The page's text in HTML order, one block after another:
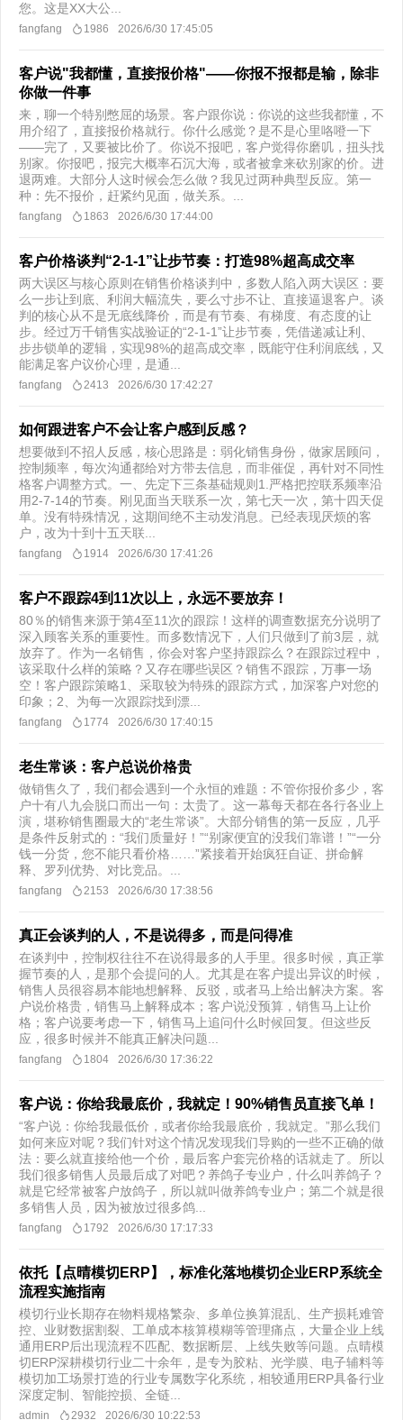
您。这是XX大公...
fangfang 1986 2026/6/30 17:45:05
客户说"我都懂，直接报价格"——你报不报都是输，除非
你做一件事
来，聊一个特别憋屈的场景。客户跟你说：你说的这些我都懂，不
用介绍了，直接报价格就行。你什么感觉？是不是心里咯噔一下
——完了，又要被比价了。你说不报吧，客户觉得你磨叽，扭头找
别家。你报吧，报完大概率石沉大海，或者被拿来砍别家的价。进
退两难。大部分人这时候会怎么做？我见过两种典型反应。第一
种：先不报价，赶紧约见面，做关系。...
fangfang 1863 2026/6/30 17:44:00
客户价格谈判“2-1-1”让步节奏：打造98%超高成交率
两大误区与核心原则在销售价格谈判中，多数人陷入两大误区：要
么一步让到底、利润大幅流失，要么寸步不让、直接逼退客户。谈
判的核心从不是无底线降价，而是有节奏、有梯度、有态度的让
步。经过万千销售实战验证的“2-1-1”让步节奏，凭借递减让利、
步步锁单的逻辑，实现98%的超高成交率，既能守住利润底线，又
能满足客户议价心理，是通...
fangfang 2413 2026/6/30 17:42:27
如何跟进客户不会让客户感到反感？
想要做到不招人反感，核心思路是：弱化销售身份，做家居顾问，
控制频率，每次沟通都给对方带去信息，而非催促，再针对不同性
格客户调整方式。一、先定下三条基础规则1.严格把控联系频率沿
用2‑7‑14的节奏。刚见面当天联系一次，第七天一次，第十四天促
单。没有特殊情况，这期间绝不主动发消息。已经表现厌烦的客
户，改为十到十五天联...
fangfang 1914 2026/6/30 17:41:26
客户不跟踪4到11次以上，永远不要放弃！
80％的销售来源于第4至11次的跟踪！这样的调查数据充分说明了
深入顾客关系的重要性。而多数情况下，人们只做到了前3层，就
放弃了。作为一名销售，你会对客户坚持跟踪么？在跟踪过程中，
该采取什么样的策略？又存在哪些误区？销售不跟踪，万事一场
空！客户跟踪策略1、采取较为特殊的跟踪方式，加深客户对您的
印象；2、为每一次跟踪找到漂...
fangfang 1774 2026/6/30 17:40:15
老生常谈：客户总说价格贵
做销售久了，我们都会遇到一个永恒的难题：不管你报价多少，客
户十有八九会脱口而出一句：太贵了。这一幕每天都在各行各业上
演，堪称销售圈最大的“老生常谈”。大部分销售的第一反应，几乎
是条件反射式的：“我们质量好！”“别家便宜的没我们靠谱！”“一分
钱一分货，您不能只看价格……”紧接着开始疯狂自证、拼命解
释、罗列优势、对比竞品。...
fangfang 2153 2026/6/30 17:38:56
真正会谈判的人，不是说得多，而是问得准
在谈判中，控制权往往不在说得最多的人手里。很多时候，真正掌
握节奏的人，是那个会提问的人。尤其是在客户提出异议的时候，
销售人员很容易本能地想解释、反驳，或者马上给出解决方案。客
户说价格贵，销售马上解释成本；客户说没预算，销售马上让价
格；客户说要考虑一下，销售马上追问什么时候回复。但这些反
应，很多时候并不能真正解决问题...
fangfang 1804 2026/6/30 17:36:22
客户说：你给我最底价，我就定！90%销售员直接飞单！
“客户说：你给我最低价，或者你给我最底价，我就定。”那么我们
如何来应对呢？我们针对这个情况发现我们导购的一些不正确的做
法：要么就直接给他一个价，最后客户套完价格的话就走了。所以
我们很多销售人员最后成了对吧？养鸽子专业户，什么叫养鸽子？
就是它经常被客户放鸽子，所以就叫做养鸽专业户；第二个就是很
多销售人员，因为被放过很多鸽...
fangfang 1792 2026/6/30 17:17:33
依托【点晴模切ERP】，标准化落地模切企业ERP系统全
流程实施指南
模切行业长期存在物料规格繁杂、多单位换算混乱、生产损耗难管
控、业财数据割裂、工单成本核算模糊等管理痛点，大量企业上线
通用ERP后出现流程不匹配、数据断层、上线失败等问题。点晴模
切ERP深耕模切行业二十余年，是专为胶粘、光学膜、电子辅料等
模切加工场景打造的行业专属数字化系统，相较通用ERP具备行业
深度定制、智能控损、全链...
admin 2932 2026/6/30 10:22:53